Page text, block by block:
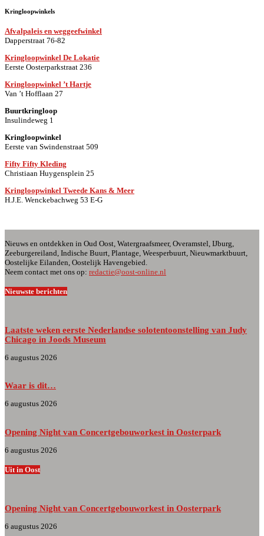
Kringloopwinkels
Afvalpaleis en weggeefwinkel
Dapperstraat 76-82
Kringloopwinkel De Lokatie
Eerste Oosterparkstraat 236
Kringloopwinkel ’t Hartje
Van ’t Hofflaan 27
Buurtkringloop
Insulindeweg 1
Kringloopwinkel
Eerste van Swindenstraat 509
Fifty Fifty Kleding
Christiaan Huygensplein 25
Kringloopwinkel Tweede Kans & Meer
H.J.E. Wenckebachweg 53 E-G
Nieuws en ontdekken in Oud Oost, Watergraafsmeer, Overamstel, IJburg,
Zeeburgereiland, Indische Buurt, Plantage, Weesperbuurt, Nieuwmarktbuurt,
Oostelijke Eilanden, Oostelijk Havengebied.
Neem contact met ons op: redactie@oost-online.nl
Nieuwste berichten
Laatste weken eerste Nederlandse solotentoonstelling van Judy
Chicago in Joods Museum
6 augustus 2026
Waar is dit…
6 augustus 2026
Opening Night van Concertgebouworkest in Oosterpark
6 augustus 2026
Uit in Oost
Opening Night van Concertgebouworkest in Oosterpark
6 augustus 2026